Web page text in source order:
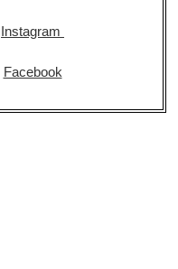
Instagram
Facebook